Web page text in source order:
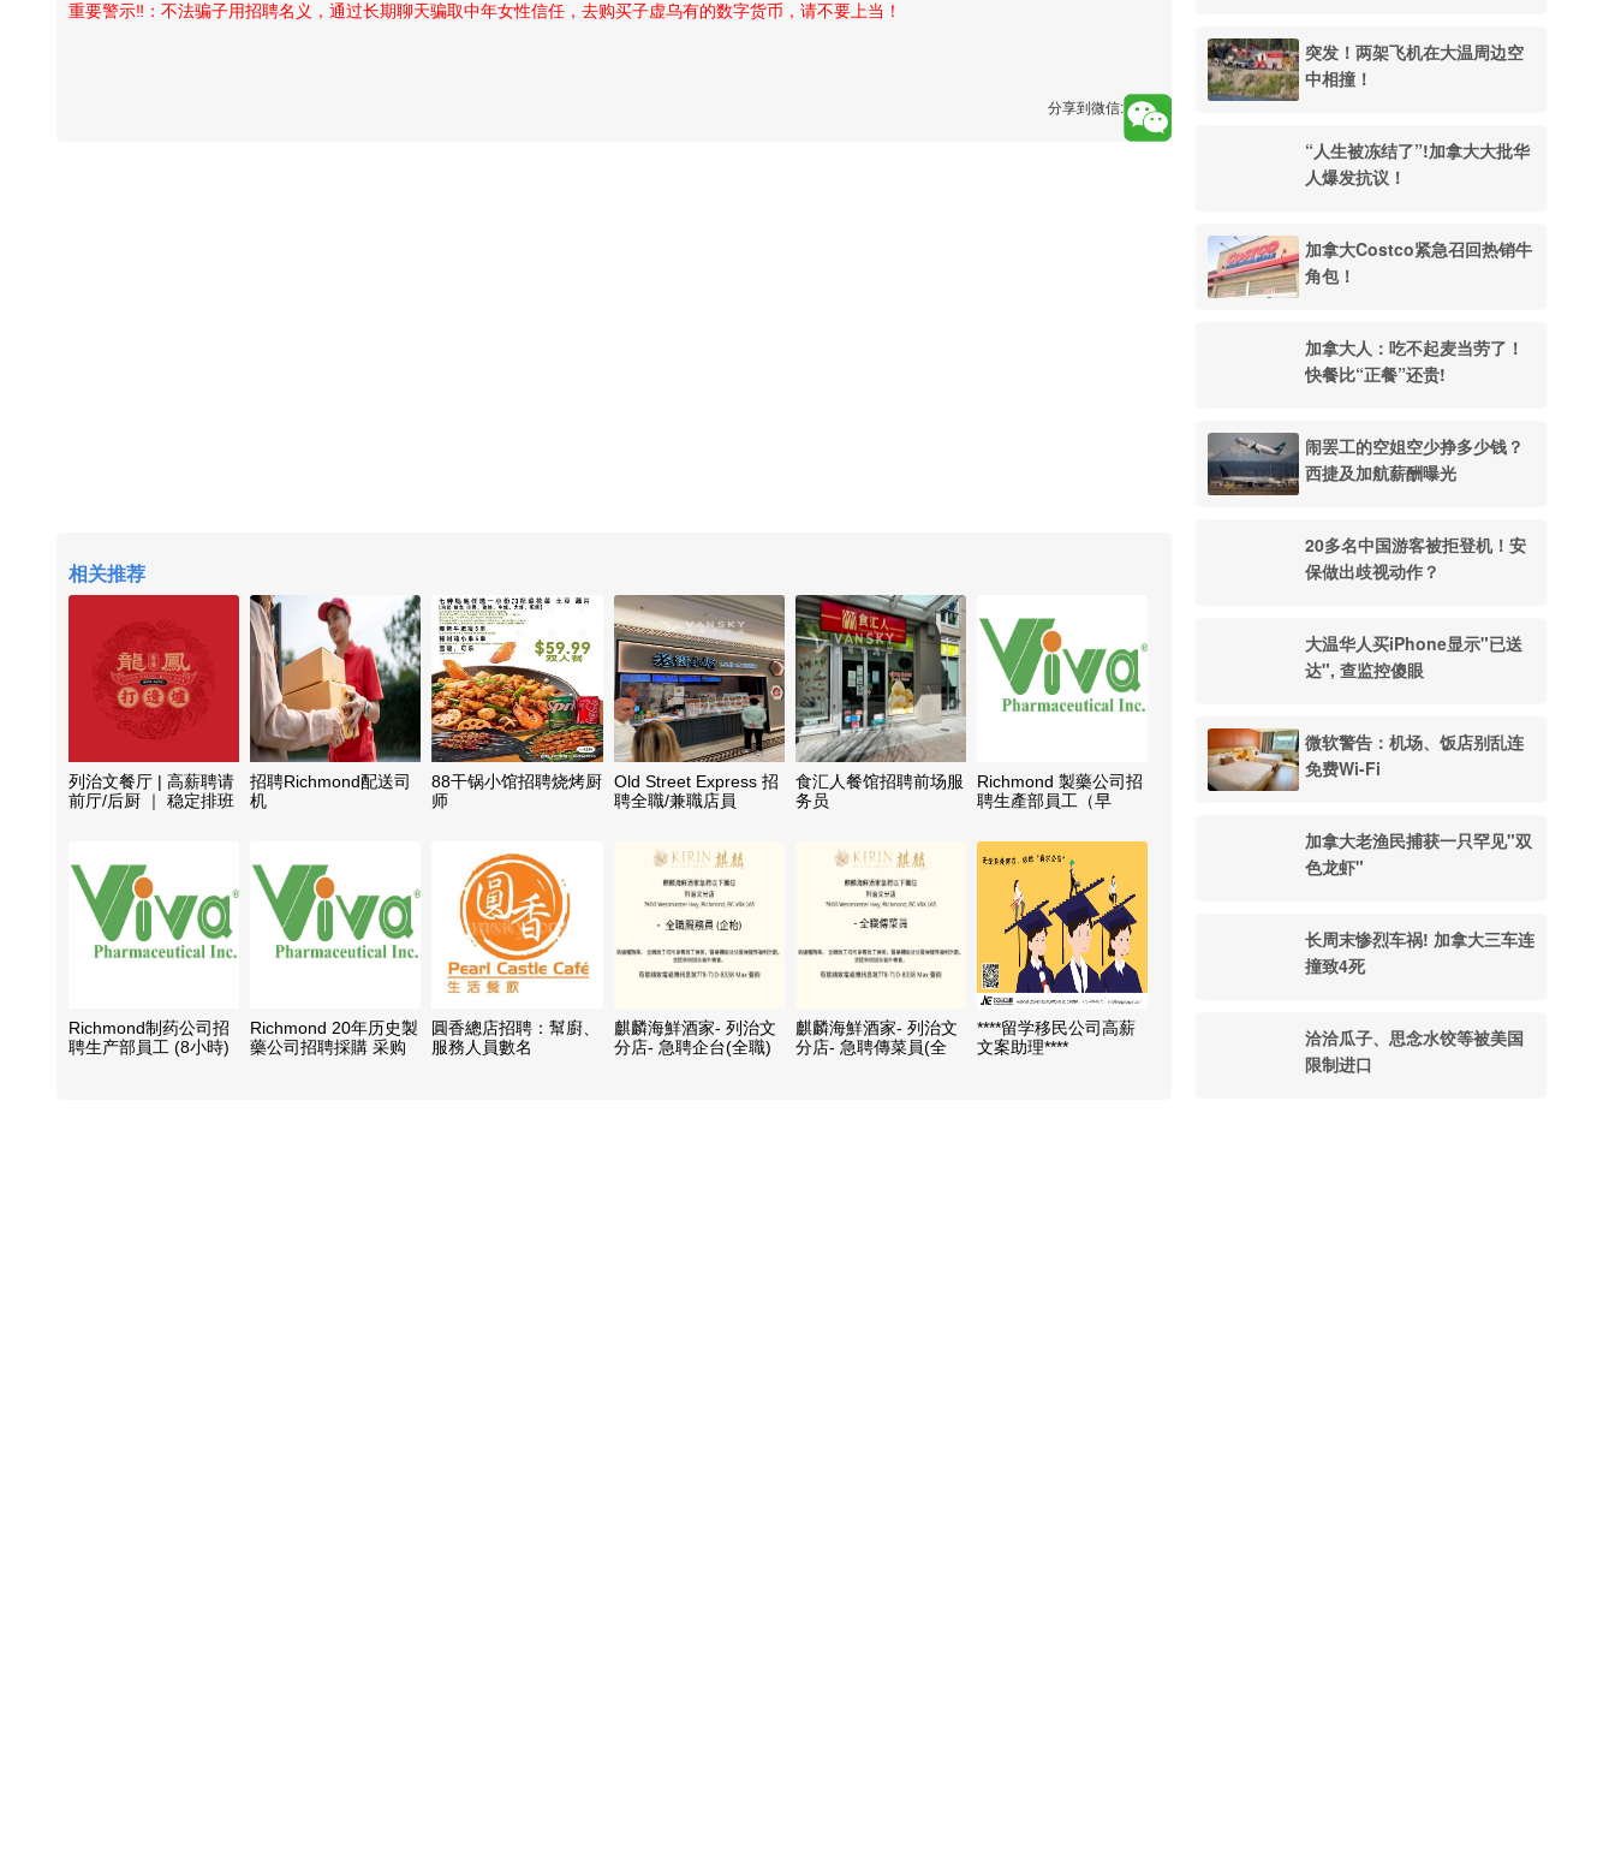
突发！两架飞机在大温周边空
中相撞！
“人生被冻结了”!加拿大大批华
人爆发抗议！
加拿大Costco紧急召回热销牛
角包！
加拿大人：吃不起麦当劳了！
快餐比“正餐”还贵!
闹罢工的空姐空少挣多少钱？
西捷及加航薪酬曝光
20多名中国游客被拒登机！安
保做出歧视动作？
大温华人买iPhone显示"已送
达", 查监控傻眼
微软警告：机场、饭店别乱连
免费Wi-Fi
加拿大老渔民捕获一只罕见"双
色龙虾"
长周末惨烈车祸! 加拿大三车连
撞致4死
洽洽瓜子、思念水饺等被美国
限制进口
重要警示‼️：不法骗子用招聘名义，通过长期聊天骗取中年女性信任，去购买子虚乌有的数字货币，请不要上当！
分享到微信:
相关推荐
列治文餐厅 | 高薪聘请
前厅/后厨 ｜ 稳定排班
招聘Richmond配送司
机
88干锅小馆招聘烧烤厨
师
Old Street Express 招
聘全職/兼職店員
食汇人餐馆招聘前场服
务员
Richmond 製藥公司招
聘生產部員工（早
晚班: 2:00PM-
10:30PM）
Richmond制药公司招
聘生产部員工 (8小時)
Richmond 20年历史製
藥公司招聘採購 采购
圓香總店招聘：幫廚、
服務人員數名
麒麟海鮮酒家- 列治文
分店- 急聘企台(全職)
麒麟海鮮酒家- 列治文
分店- 急聘傳菜員(全
****留学移民公司高薪
文案助理****